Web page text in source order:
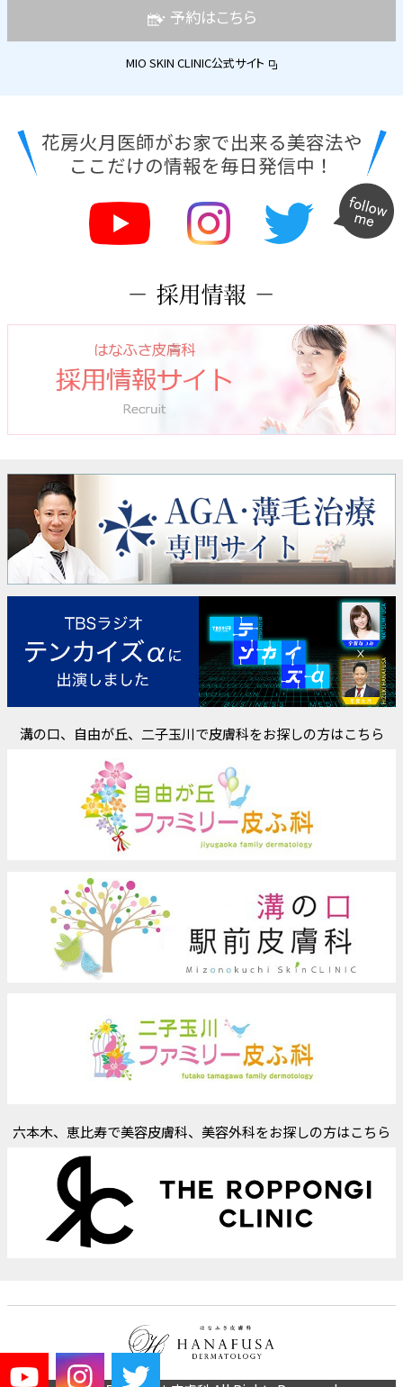
予約はこちら
MIO SKIN CLINIC公式サイト
花房火月医師がお家で出来る美容法や
ここだけの情報を毎日発信中！
溝の口、自由が丘、二子玉川で皮膚科をお探しの方はこちら
六本木、恵比寿で美容皮膚科、美容外科をお探しの方はこちら